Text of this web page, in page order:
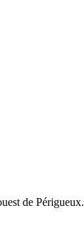
de Périgueux.